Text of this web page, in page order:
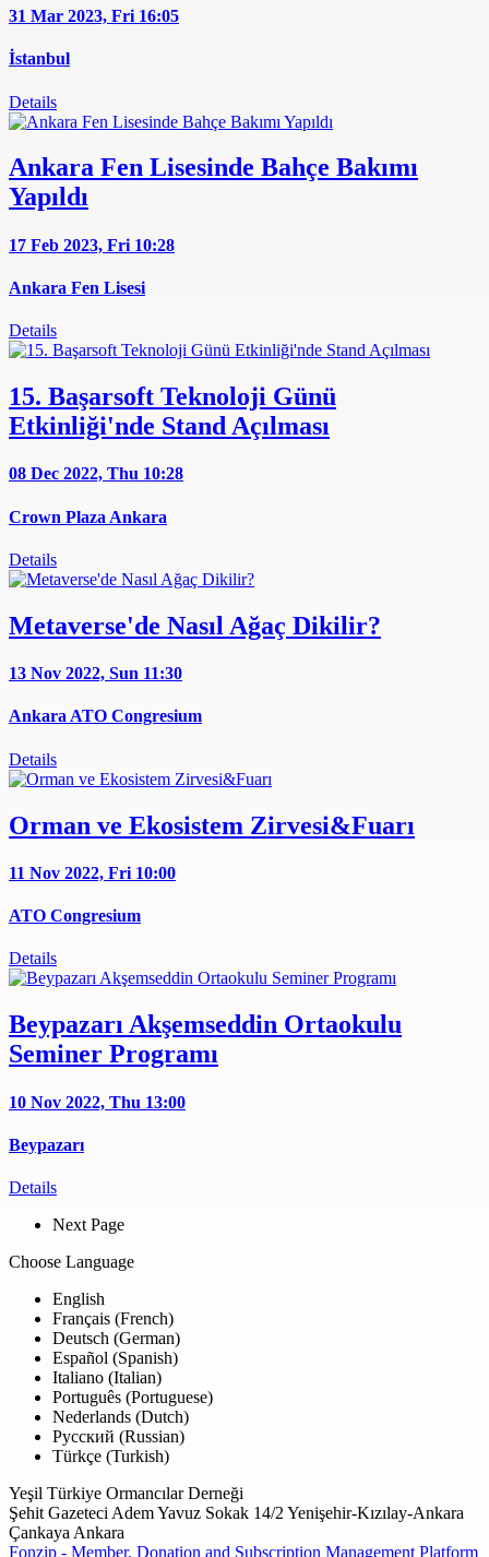
31 Mar 2023, Fri 16:05
İstanbul
Details
Ankara Fen Lisesinde Bahçe Bakımı
Yapıldı
17 Feb 2023, Fri 10:28
Ankara Fen Lisesi
Details
15. Başarsoft Teknoloji Günü
Etkinliği'nde Stand Açılması
08 Dec 2022, Thu 10:28
Crown Plaza Ankara
Details
Metaverse'de Nasıl Ağaç Dikilir?
13 Nov 2022, Sun 11:30
Ankara ATO Congresium
Details
Orman ve Ekosistem Zirvesi&Fuarı
11 Nov 2022, Fri 10:00
ATO Congresium
Details
Beypazarı Akşemseddin Ortaokulu
Seminer Programı
10 Nov 2022, Thu 13:00
Beypazarı
Details
Next Page
Choose Language
English
Français (French)
Deutsch (German)
Español (Spanish)
Italiano (Italian)
Português (Portuguese)
Nederlands (Dutch)
Русский (Russian)
Türkçe (Turkish)
Yeşil Türkiye Ormancılar Derneği
Şehit Gazeteci Adem Yavuz Sokak 14/2 Yenişehir-Kızılay-Ankara
Çankaya Ankara
Fonzip - Member, Donation and Subscription Management Platform